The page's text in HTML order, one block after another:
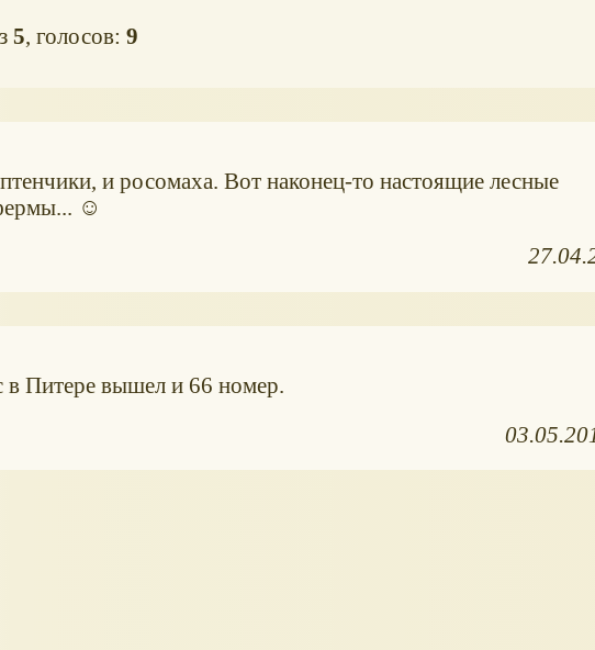
5, голосов:9
и росомаха. Вот наконец-то настоящие лесные
☺
в Питере вышел и 66 номер.